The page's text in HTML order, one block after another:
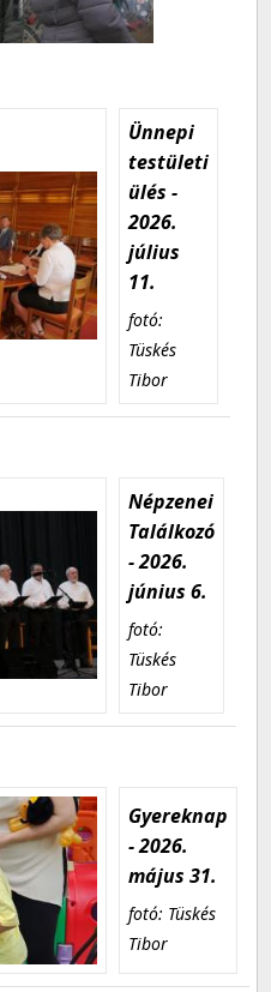
Ünnepi
testületi
ülés -
2026.
július
11.
fotó:
Tüskés
Tibor
Népzenei
Találkozó
- 2026.
június 6.
fotó:
Tüskés
Tibor
Gyereknap
- 2026.
május 31.
fotó: Tüskés
Tibor